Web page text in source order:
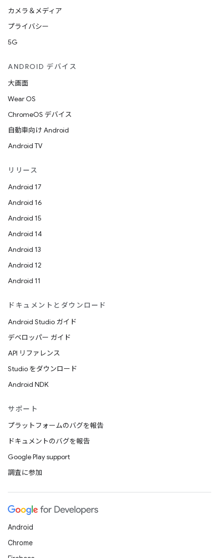
カメラ＆メディア
プライバシー
5G
ANDROID デバイス
大画面
Wear OS
ChromeOS デバイス
自動車向け Android
Android TV
リリース
Android 17
Android 16
Android 15
Android 14
Android 13
Android 12
Android 11
ドキュメントとダウンロード
Android Studio ガイド
デベロッパー ガイド
API リファレンス
Studio をダウンロード
Android NDK
サポート
プラットフォームのバグを報告
ドキュメントのバグを報告
Google Play support
調査に参加
Android
Chrome